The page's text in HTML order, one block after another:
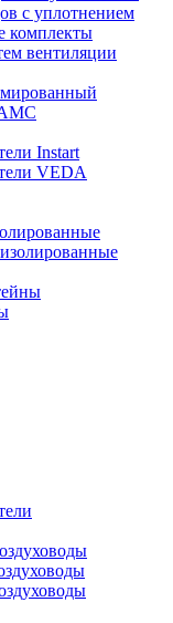
с уплотнением
комплекты
вентиляции
Instart
VEDA